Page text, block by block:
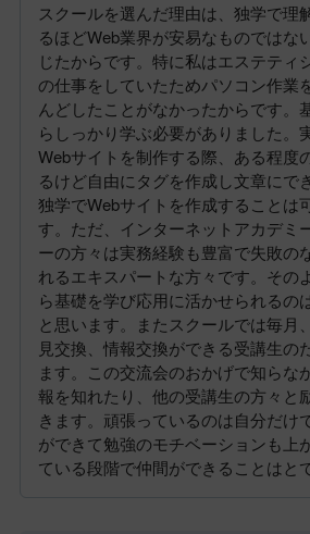
スクールを選んだ理由は、独学で理
るほどWeb業界が安易なものではな
じたからです。特に私はエステティ
の仕事をしていたためパソコン作業
んどしたことがなかったからです。
らしっかり学ぶ必要がありました。
Webサイトを制作する際、ある程度
るけど自由にタグを作成し文章にで
独学でWebサイトを作成することは
す。ただ、インターネットアカデミ
ーの方々は実務経験も豊富で失敗の
れるエキスパートな方々です。その
ら基礎を学び応用に活かせられるの
と思います。またスクールでは毎月
見交換、情報交換ができる受講生の
ます。この交流会のおかげで知らな
報を知れたり、他の受講生の方々と
きます。頑張っているのは自分だけ
ができて勉強のモチベーションも上
ている段階で仲間ができることはと